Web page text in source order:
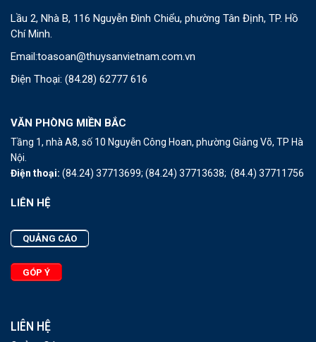
Lầu 2, Nhà B, 116 Nguyễn Đình Chiểu, phường Tân Định, TP. Hồ
Chí Minh.
Email:toasoan@thuysanvietnam.com.vn
Điện Thoại: (84.28) 62777 616
VĂN PHÒNG MIỀN BẮC
Tầng 1, nhà A8, số 10 Nguyễn Công Hoan, phường Giảng Võ, TP Hà
Nội.
Điện thoại: (84.24) 37713699; (84.24) 37713638; (84.4) 37711756
LIÊN HỆ
QUẢNG CÁO
GÓP Ý
LIÊN HỆ